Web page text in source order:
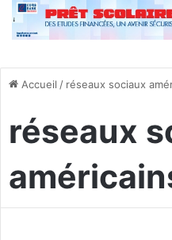
Accueil / réseaux sociaux
réseaux